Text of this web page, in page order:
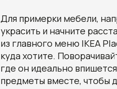
Для примерки мебели,
украсить и начните
из главного меню IKEA
куда хотите.
где он идеально
предметы вместе, чтобы